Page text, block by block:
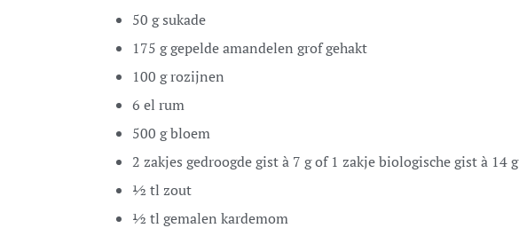
50 gsukade
175 ggepelde amandelen grof gehakt
100 grozijnen
6 el rum
500 gbloem
2 zakjes gedroogde gist à 7 gof 1 zakje biologische gist à 14 g
½ tl zout
½ tl gemalen kardemom